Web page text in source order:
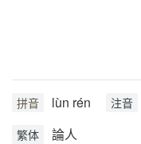
拼音 lùn rén 注音
繁体 論人